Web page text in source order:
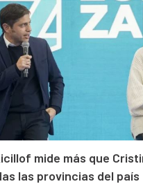
mide más que
las provincias del país